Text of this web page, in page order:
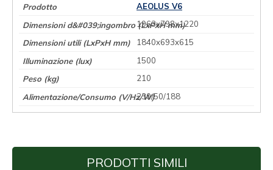
AEOLUS V6
1963x798x1220
1840x693x615
1500
210
230/50/188
PRODOTTI SIMILI